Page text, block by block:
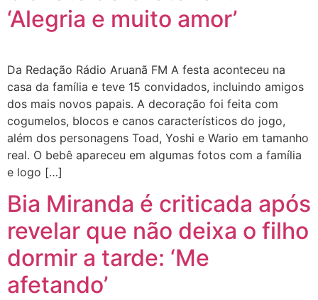
‘Alegria e muito amor’
Da Redação Rádio Aruanã FM A festa aconteceu na
casa da família e teve 15 convidados, incluindo amigos
dos mais novos papais. A decoração foi feita com
cogumelos, blocos e canos característicos do jogo,
além dos personagens Toad, Yoshi e Wario em tamanho
real. O bebê apareceu em algumas fotos com a família
e logo […]
Bia Miranda é criticada após
revelar que não deixa o filho
dormir a tarde: ‘Me
afetando’